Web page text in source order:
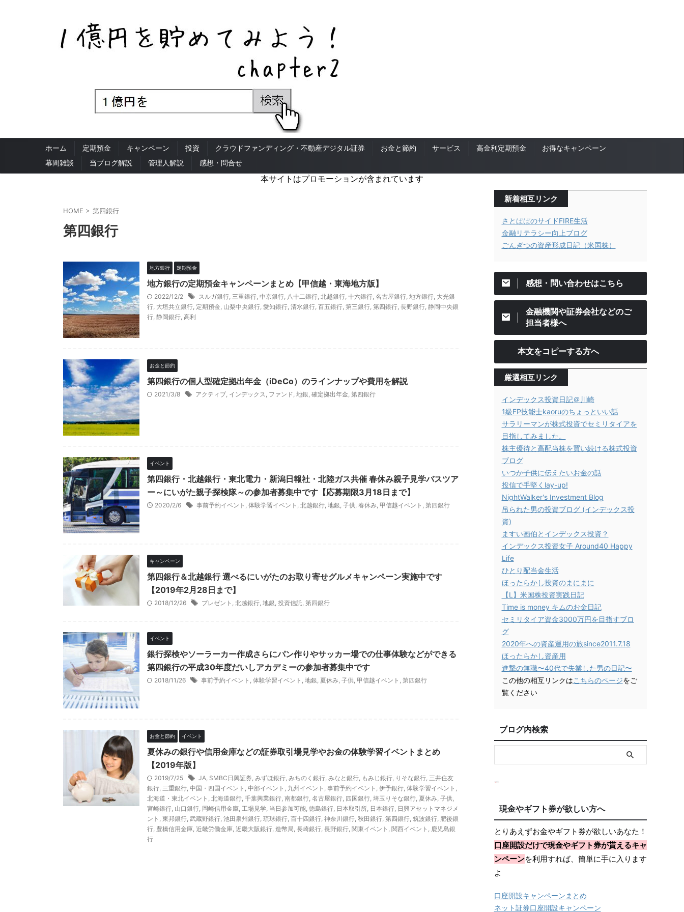
ホーム 定期預金 キャンペーン 投資 クラウドファンディング・不動産デジタル証券 お金と節約 サービス 高金利定期預金
お得なキャンペーン
幕間雑談
当ブログ解説 管理人解説 感想・問合せ
本サイトはプロモーションが含まれています
HOME > 第四銀行
第四銀行
地方銀行 定期預金
地方銀行の定期預金キャンペーンまとめ【甲信越・東海地方版】
2022/12/2 スルガ銀行, 三重銀行, 中京銀行, 八十二銀行, 北越銀行, 十六銀行, 名古屋銀行, 地方銀行, 大光銀
行, 大垣共立銀行, 定期預金, 山梨中央銀行, 愛知銀行, 清水銀行, 百五銀行, 第三銀行, 第四銀行, 長野銀行, 静岡中央銀
行, 静岡銀行, 高利
お金と節約
第四銀行の個人型確定拠出年金（iDeCo）のラインナップや費用を解説
2021/3/8 アクティブ, インデックス, ファンド, 地銀, 確定拠出年金, 第四銀行
イベント
第四銀行・北越銀行・東北電力・新潟日報社・北陸ガス共催 春休み親子見学バスツア
ー～にいがた親子探検隊～の参加者募集中です【応募期限3月18日まで】
2020/2/6 事前予約イベント , 体験学習イベント , 北越銀行, 地銀, 子供, 春休み, 甲信越イベント , 第四銀行
キャンペーン
第四銀行＆北越銀行 選べるにいがたのお取り寄せグルメキャンペーン実施中です
【2019年2月28日まで】
2018/12/26 プレゼント , 北越銀行, 地銀, 投資信託, 第四銀行
イベント
銀行探検やソーラーカー作成さらにパン作りやサッカー場での仕事体験などができる
第四銀行の平成30年度だいしアカデミーの参加者募集中です
2018/11/26 事前予約イベント , 体験学習イベント , 地銀, 夏休み, 子供, 甲信越イベント , 第四銀行
お金と節約 イベント
夏休みの銀行や信用金庫などの証券取引場見学やお金の体験学習イベントまとめ
【2019年版】
2019/7/25 JA, SMBC日興証券, みずほ銀行, みちのく銀行, みなと銀行, もみじ銀行, りそな銀行, 三井住友
銀行, 三重銀行, 中国・四国イベント , 中部イベント , 九州イベント , 事前予約イベント , 伊予銀行, 体験学習イベント ,
北海道・東北イベント , 北海道銀行, 千葉興業銀行, 南都銀行, 名古屋銀行, 四国銀行, 埼玉りそな銀行, 夏休み, 子供,
宮崎銀行, 山口銀行, 岡崎信用金庫, 工場見学, 当日参加可能, 徳島銀行, 日本取引所, 日本銀行, 日興アセットマネジメ
ント , 東邦銀行, 武蔵野銀行, 池田泉州銀行, 琉球銀行, 百十四銀行, 神奈川銀行, 秋田銀行, 第四銀行, 筑波銀行, 肥後銀
行, 豊橋信用金庫, 近畿労働金庫, 近畿大阪銀行, 造幣局, 長崎銀行, 長野銀行, 関東イベント , 関西イベント , 鹿児島銀
行
新着相互リンク
さとぱぱのサイドFIRE生活
金融リテラシー向上ブログ
ごんぎつの資産形成日記（米国株）
感想・問い合わせはこちら
金融機関や証券会社などのご
担当者様へ
本文をコピーする方へ
厳選相互リンク
インデックス投資日記＠川崎
1級FP技能士kaoruのちょっといい話
サラリーマンが株式投資でセミリタイアを
目指してみました。
株主優待と高配当株を買い続ける株式投資
ブログ
いつか子供に伝えたいお金の話
投信で手堅くlay-up!
NightWalker's Investment Blog
吊られた男の投資ブログ (インデックス投
資)
ますい画伯とインデックス投資？
インデックス投資女子 Around40 Happy
Life
ひとり配当金生活
ほったらかし投資のまにまに
【L】米国株投資実践日記
Time is money キムのお金日記
セミリタイア資金3000万円を目指すブロ
グ
2020年への資産運用の旅since2011.7.18
ほったらかし資産用
進撃の無職〜40代で失業した男の日記〜
この他の相互リンクはこちらのページをご
覧ください
ブログ内検索
現金やギフト券が欲しい方へ
とりあえずお金やギフト券が欲しいあなた！
口座開設だけで現金やギフト券が貰えるキャ
ンペーンを利用すれば、簡単に手に入ります
よ
口座開設キャンペーンまとめ
ネット証券口座開設キャンペーン